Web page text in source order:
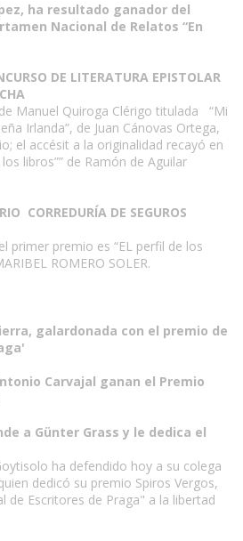
ha resultado ganador del
Nacional de Relatos “En
DE LITERATURA EPISTOLAR
Manuel Quiroga Clérigo titulada “Mi
Irlanda”, de Juan Cánovas Ortega,
el accésit a la originalidad recayó en
libros”” de Ramón de Aguilar
CORREDURÍA DE SEGUROS
primer premio es “EL perfil de los
ROMERO SOLER.
galardonada con el premio de
Carvajal ganan el Premio
a Günter Grass y le dedica el
ha defendido hoy a su colega
dedicó su premio Spiros Vergos,
de Escritores de Praga" a la libertad